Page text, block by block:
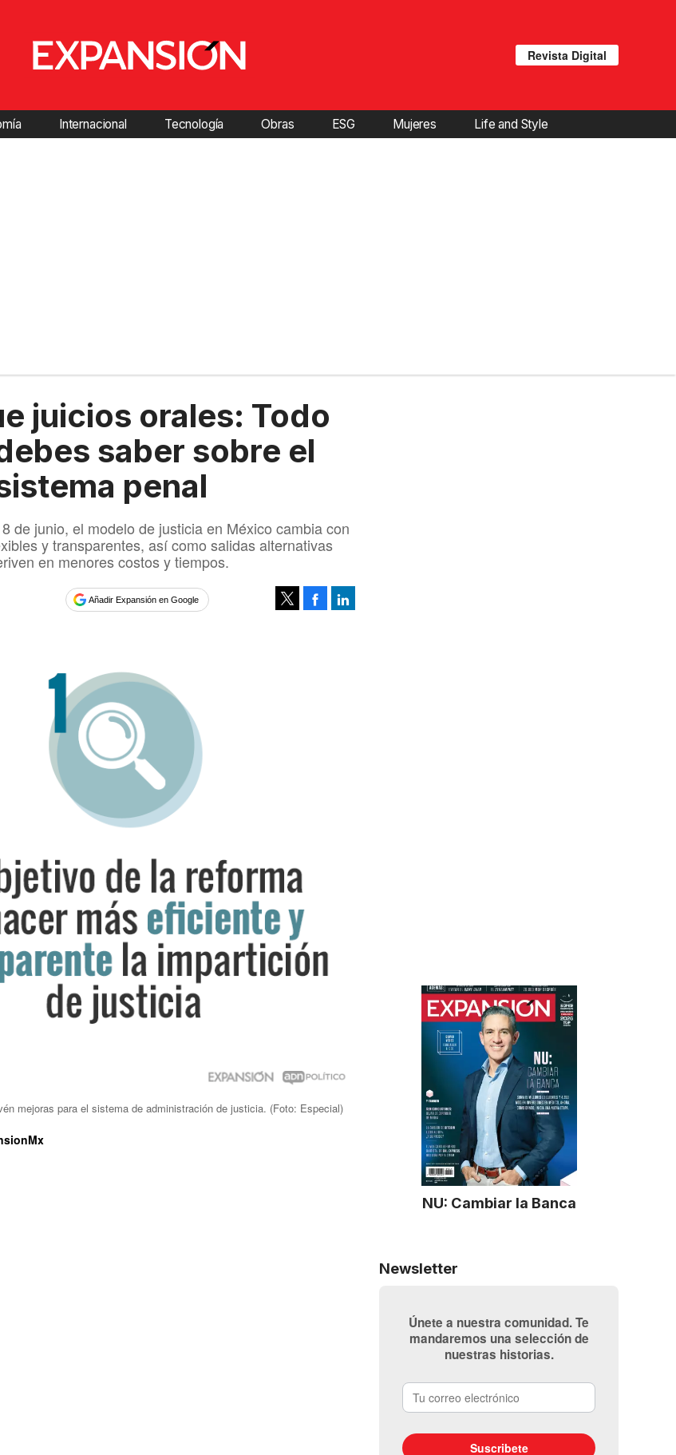
Revista Digital
Internacional Tecnología Obras ESG Mujeres Life and Style
NU: Cambiar la Banca
Newsletter
Únete a nuestra comunidad. Te
mandaremos una selección de
nuestras historias.
juicios orales: Todo
saber sobre el
penal
de junio, el modelo de justicia en México cambia con
y transparentes, así como salidas alternativas
en menores costos y tiempos.
Añadir Expansión en Google Facebook
mejoras para el sistema de administración de justicia. (Foto: Especial)